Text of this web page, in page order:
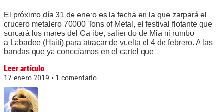
El próximo día 31 de enero es la fecha en la que zarpará el
crucero metalero 70000 Tons of Metal, el festival flotante que
surcará los mares del Caribe, saliendo de Miami rumbo
a Labadee (Haití) para atracar de vuelta el 4 de febrero. A las
bandas que ya conocíamos en el cartel que
Leer artículo
17 enero 2019
1 comentario